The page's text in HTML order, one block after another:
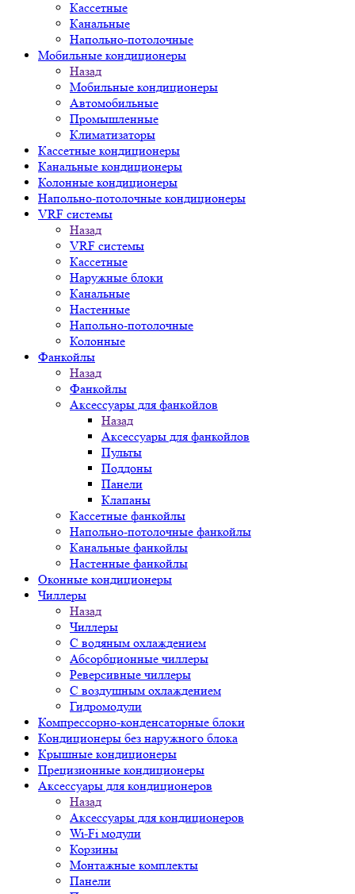
Кассетные
Канальные
Напольно-потолочные
Мобильные кондиционеры
Назад
Мобильные кондиционеры
Автомобильные
Промышленные
Климатизаторы
Кассетные кондиционеры
Канальные кондиционеры
Колонные кондиционеры
Напольно-потолочные кондиционеры
VRF системы
Назад
VRF системы
Кассетные
Наружные блоки
Канальные
Настенные
Напольно-потолочные
Колонные
Фанкойлы
Назад
Фанкойлы
Аксессуары для фанкойлов
Назад
Аксессуары для фанкойлов
Пульты
Поддоны
Панели
Клапаны
Кассетные фанкойлы
Напольно-потолочные фанкойлы
Канальные фанкойлы
Настенные фанкойлы
Оконные кондиционеры
Чиллеры
Назад
Чиллеры
С водяным охлаждением
Абсорбционные чиллеры
Реверсивные чиллеры
С воздушным охлаждением
Гидромодули
Компрессорно-конденсаторные блоки
Кондиционеры без наружного блока
Крышные кондиционеры
Прецизионные кондиционеры
Аксессуары для кондиционеров
Назад
Аксессуары для кондиционеров
Wi-Fi модули
Корзины
Монтажные комплекты
Панели